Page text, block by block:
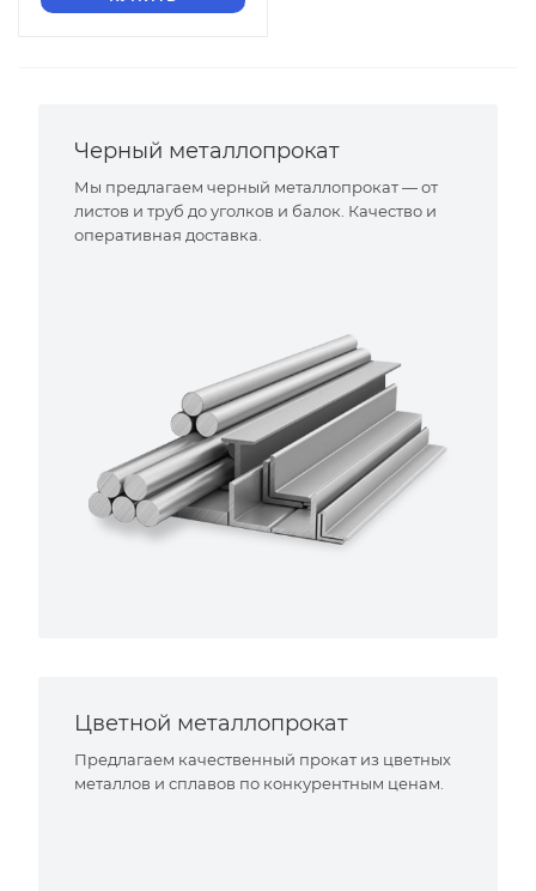
Черный металлопрокат
Мы предлагаем черный металлопрокат — от
листов и труб до уголков и балок. Качество и
оперативная доставка.
Цветной металлопрокат
Предлагаем качественный прокат из цветных
металлов и сплавов по конкурентным ценам.